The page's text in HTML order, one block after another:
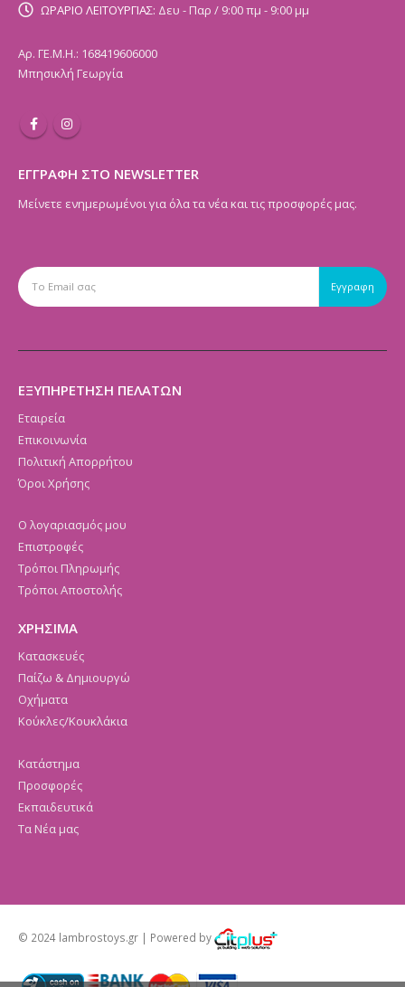
ΩΡΑΡΙΟ ΛΕΙΤΟΥΡΓΙΑΣ: Δευ - Παρ / 9:00 πμ - 9:00 μμ
Αρ. ΓΕ.Μ.Η.: 168419606000
Μπησικλή Γεωργία
ΕΓΓΡΑΦΗ ΣΤΟ NEWSLETTER
Μείνετε ενημερωμένοι για όλα τα νέα και τις προσφορές μας.
ΕΞΥΠΗΡΕΤΗΣΗ ΠΕΛΑΤΩΝ
Εταιρεία
Επικοινωνία
Πολιτική Απορρήτου
Όροι Χρήσης
Ο λογαριασμός μου
Επιστροφές
Τρόποι Πληρωμής
Τρόποι Αποστολής
ΧΡΗΣΙΜΑ
Κατασκευές
Παίζω & Δημιουργώ
Οχήματα
Κούκλες/Κουκλάκια
Κατάστημα
Προσφορές
Εκπαιδευτικά
Τα Νέα μας
© 2024 lambrostoys.gr | Powered by